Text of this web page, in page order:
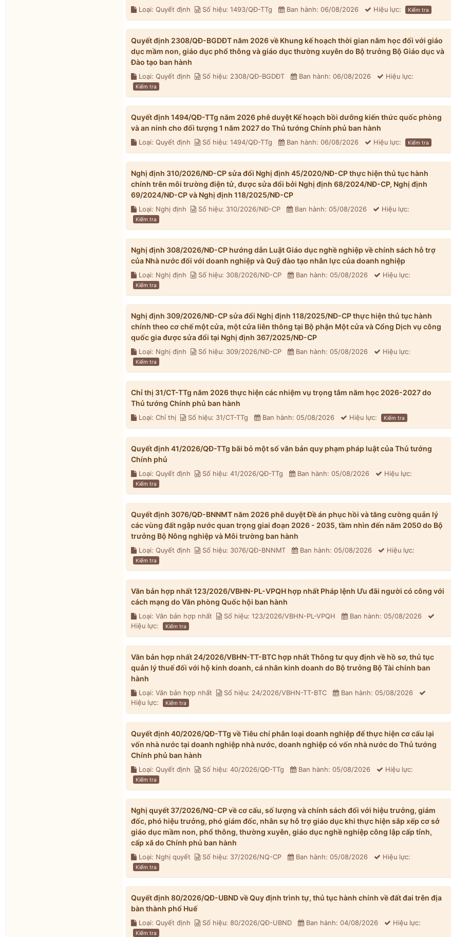
Loại: Quyết định Số hiệu: 1493/QĐ-TTg Ban hành: 06/08/2026 Hiệu lực: Kiểm tra
Quyết định 2308/QĐ-BGDĐT năm 2026 về Khung kế hoạch thời gian năm học đối với giáo
dục mầm non, giáo dục phổ thông và giáo dục thường xuyên do Bộ trưởng Bộ Giáo dục và
Đào tạo ban hành
Loại: Quyết định Số hiệu: 2308/QĐ-BGDĐT Ban hành: 06/08/2026 Hiệu lực:
Kiểm tra
Quyết định 1494/QĐ-TTg năm 2026 phê duyệt Kế hoạch bồi dưỡng kiến thức quốc phòng
và an ninh cho đối tượng 1 năm 2027 do Thủ tướng Chính phủ ban hành
Loại: Quyết định Số hiệu: 1494/QĐ-TTg Ban hành: 06/08/2026 Hiệu lực: Kiểm tra
Nghị định 310/2026/NĐ-CP sửa đổi Nghị định 45/2020/NĐ-CP thực hiện thủ tục hành
chính trên môi trường điện tử, được sửa đổi bởi Nghị định 68/2024/NĐ-CP, Nghị định
69/2024/NĐ-CP và Nghị định 118/2025/NĐ-CP
Loại: Nghị định Số hiệu: 310/2026/NĐ-CP Ban hành: 05/08/2026 Hiệu lực:
Kiểm tra
Nghị định 308/2026/NĐ-CP hướng dẫn Luật Giáo dục nghề nghiệp về chính sách hỗ trợ
của Nhà nước đối với doanh nghiệp và Quỹ đào tạo nhân lực của doanh nghiệp
Loại: Nghị định Số hiệu: 308/2026/NĐ-CP Ban hành: 05/08/2026 Hiệu lực:
Kiểm tra
Nghị định 309/2026/NĐ-CP sửa đổi Nghị định 118/2025/NĐ-CP thực hiện thủ tục hành
chính theo cơ chế một cửa, một cửa liên thông tại Bộ phận Một cửa và Cổng Dịch vụ công
quốc gia được sửa đổi tại Nghị định 367/2025/NĐ-CP
Loại: Nghị định Số hiệu: 309/2026/NĐ-CP Ban hành: 05/08/2026 Hiệu lực:
Kiểm tra
Chỉ thị 31/CT-TTg năm 2026 thực hiện các nhiệm vụ trọng tâm năm học 2026-2027 do
Thủ tướng Chính phủ ban hành
Loại: Chỉ thị Số hiệu: 31/CT-TTg Ban hành: 05/08/2026 Hiệu lực: Kiểm tra
Quyết định 41/2026/QĐ-TTg bãi bỏ một số văn bản quy phạm pháp luật của Thủ tướng
Chính phủ
Loại: Quyết định Số hiệu: 41/2026/QĐ-TTg Ban hành: 05/08/2026 Hiệu lực:
Kiểm tra
Quyết định 3076/QĐ-BNNMT năm 2026 phê duyệt Đề án phục hồi và tăng cường quản lý
các vùng đất ngập nước quan trọng giai đoạn 2026 - 2035, tầm nhìn đến năm 2050 do Bộ
trưởng Bộ Nông nghiệp và Môi trường ban hành
Loại: Quyết định Số hiệu: 3076/QĐ-BNNMT Ban hành: 05/08/2026 Hiệu lực:
Kiểm tra
Văn bản hợp nhất 123/2026/VBHN-PL-VPQH hợp nhất Pháp lệnh Ưu đãi người có công với
cách mạng do Văn phòng Quốc hội ban hành
Loại: Văn bản hợp nhất Số hiệu: 123/2026/VBHN-PL-VPQH
Ban hành: 05/08/2026
Hiệu lực:
Kiểm tra
Văn bản hợp nhất 24/2026/VBHN-TT-BTC hợp nhất Thông tư quy định về hồ sơ, thủ tục
quản lý thuế đối với hộ kinh doanh, cá nhân kinh doanh do Bộ trưởng Bộ Tài chính ban
hành
Loại: Văn bản hợp nhất Số hiệu: 24/2026/VBHN-TT-BTC
Ban hành: 05/08/2026
Hiệu lực:
Kiểm tra
Quyết định 40/2026/QĐ-TTg về Tiêu chí phân loại doanh nghiệp để thực hiện cơ cấu lại
vốn nhà nước tại doanh nghiệp nhà nước, doanh nghiệp có vốn nhà nước do Thủ tướng
Chính phủ ban hành
Loại: Quyết định Số hiệu: 40/2026/QĐ-TTg Ban hành: 05/08/2026 Hiệu lực:
Kiểm tra
Nghị quyết 37/2026/NQ-CP về cơ cấu, số lượng và chính sách đối với hiệu trưởng, giám
đốc, phó hiệu trưởng, phó giám đốc, nhân sự hỗ trợ giáo dục khi thực hiện sắp xếp cơ sở
giáo dục mầm non, phổ thông, thường xuyên, giáo dục nghề nghiệp công lập cấp tỉnh,
cấp xã do Chính phủ ban hành
Loại: Nghị quyết Số hiệu: 37/2026/NQ-CP Ban hành: 05/08/2026 Hiệu lực:
Kiểm tra
Quyết định 80/2026/QĐ-UBND về Quy định trình tự, thủ tục hành chính về đất đai trên địa
bàn thành phố Huế
Loại: Quyết định Số hiệu: 80/2026/QĐ-UBND Ban hành: 04/08/2026 Hiệu lực:
Kiểm tra